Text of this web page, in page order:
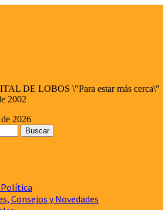
DE LOBOS \"Para estar más cerca\"
2002
2026
Consejos y Novedades